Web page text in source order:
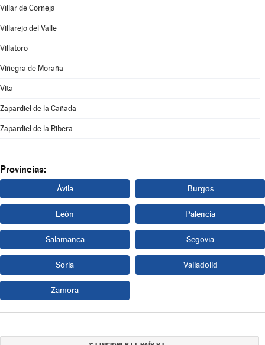
Villar de Corneja
Villarejo del Valle
Villatoro
Viñegra de Moraña
Vita
Zapardiel de la Cañada
Zapardiel de la Ribera
Provincias:
Ávila Burgos
León Palencia
Salamanca Segovia
Soria Valladolid
Zamora